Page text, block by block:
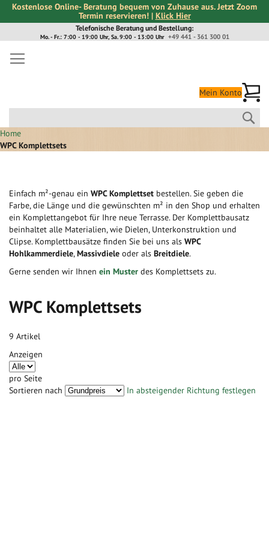
Kostenlose Online- Beratung bequem von Zuhause aus. Jetzt Zoom
Termin reservieren! | Klick Hier
zum
Inhalt
Telefonische Beratung und Bestellung:
+49 441 - 361 300 01
Mo. - Fr.: 7:00 - 19:00 Uhr, Sa. 9:00 - 13:00 Uhr
Mein Konto
Home
WPC Komplettsets
Einfach m²-genau ein WPC Komplettset bestellen. Sie geben die
Farbe, die Länge und die gewünschten m² in den Shop und erhalten
ein Komplettangebot für Ihre neue Terrasse. Der Komplettbausatz
beinhaltet alle Materialien, wie Dielen, Unterkonstruktion und
Clipse. Komplettbausätze finden Sie bei uns als WPC
Hohlkammerdiele,Massivdiele oder als Breitdiele.
Gerne senden wir Ihnen ein Muster des Komplettsets zu.
WPC Komplettsets
9 Artikel
Anzeigen
pro Seite
Sortieren nach
In absteigender Richtung festlegen